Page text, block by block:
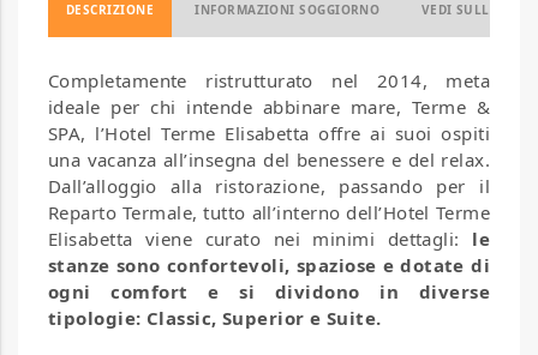
DESCRIZIONE INFORMAZIONI SOGGIORNO VEDI SULLA
Completamente ristrutturato nel 2014, meta
ideale per chi intende abbinare mare, Terme &
SPA, l’Hotel Terme Elisabetta offre ai suoi ospiti
una vacanza all’insegna del benessere e del relax.
Dall’alloggio alla ristorazione, passando per il
Reparto Termale, tutto all’interno dell’Hotel Terme
Elisabetta viene curato nei minimi dettagli: le
stanze sono confortevoli, spaziose e dotate di
ogni comfort e si dividono in diverse
tipologie: Classic, Superior e Suite.